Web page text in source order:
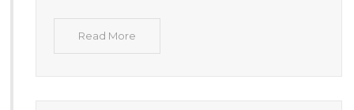
Read More